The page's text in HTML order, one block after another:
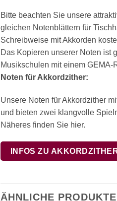
Bitte beachten Sie unsere
gleichen Notenblättern für
Schreibweise mit Akkorden
Das Kopieren unserer Noten ist
Musikschulen mit einem
Noten für Akkordzither:
Unsere Noten für Akkordzither
und bieten zwei klangvolle
Näheres finden Sie hier.
INFOS ZU
ÄHNLICHE PRODUKTE